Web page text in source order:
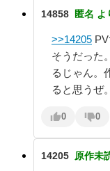
14858 匿名 よ
>>14205
そうだった
るじゃん。
ると思うぜ。
0 0
14205 原作未